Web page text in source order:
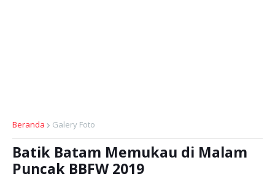
Beranda Galery Foto
Batik Batam Memukau di Malam
Puncak BBFW 2019